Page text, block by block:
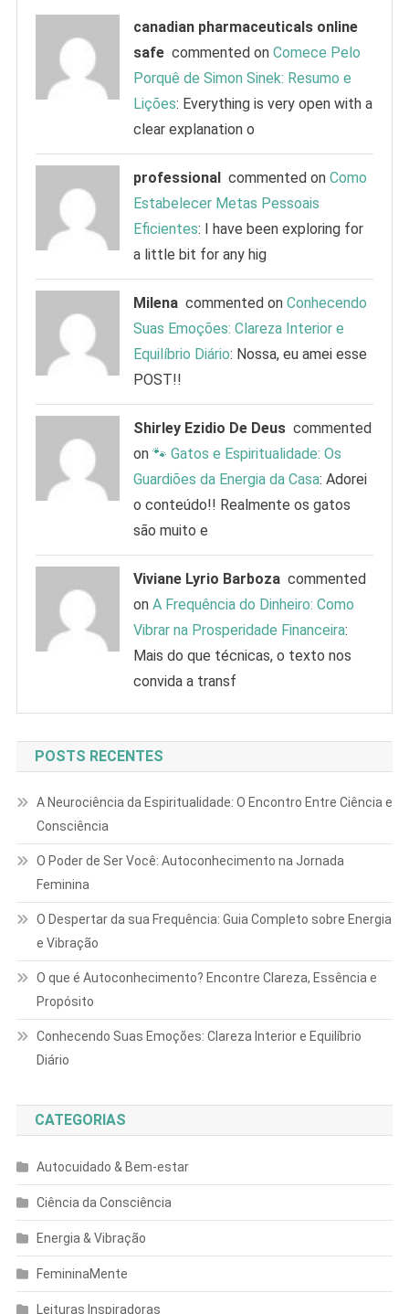
canadian pharmaceuticals online
safe commented onComece Pelo
Porquê de Simon Sinek: Resumo e
Lições: Everything is very open with a
clear explanation o
professional commented onComo
Estabelecer Metas Pessoais
Eficientes: I have been exploring for
a little bit for any hig
Milena commented onConhecendo
Suas Emoções: Clareza Interior e
Equilíbrio Diário: Nossa, eu amei esse
POST!!
Shirley Ezidio De Deus commented
on🐾 Gatos e Espiritualidade: Os
Guardiões da Energia da Casa: Adorei
o conteúdo!! Realmente os gatos
são muito e
Viviane Lyrio Barboza commented
onA Frequência do Dinheiro: Como
Vibrar na Prosperidade Financeira:
Mais do que técnicas, o texto nos
convida a transf
POSTS RECENTES
A Neurociência da Espiritualidade: O Encontro Entre Ciência e
Consciência
O Poder de Ser Você: Autoconhecimento na Jornada
Feminina
O Despertar da sua Frequência: Guia Completo sobre Energia
e Vibração
O que é Autoconhecimento? Encontre Clareza, Essência e
Propósito
Conhecendo Suas Emoções: Clareza Interior e Equilíbrio
Diário
CATEGORIAS
Autocuidado & Bem-estar
Ciência da Consciência
Energia & Vibração
FemininaMente
Leituras Inspiradoras